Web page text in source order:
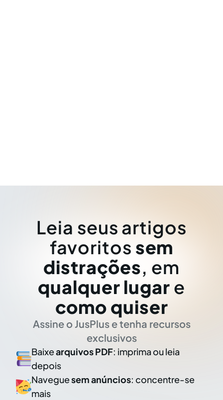
Leia seus artigos
favoritos sem
distrações, em
qualquer lugar e
como quiser
Assine o JusPlus e tenha recursos
exclusivos
Baixearquivos PDF: imprima ou leia
depois
Naveguesem anúncios: concentre-se
mais